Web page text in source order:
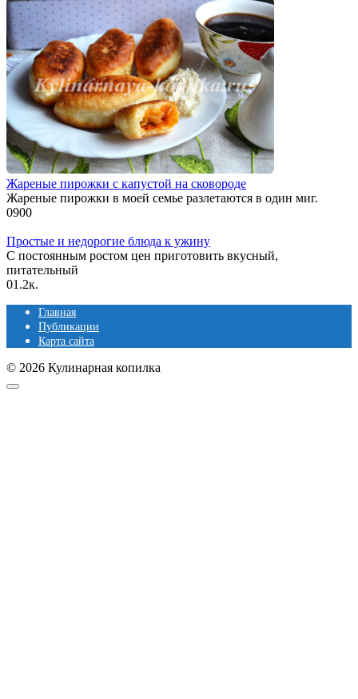
Жареные пирожки с капустой на сковороде
Жареные пирожки в моей семье разлетаются в один миг.
0900
Простые и недорогие блюда к ужину
С постоянным ростом цен приготовить вкусный,
питательный
01.2к.
Главная
Публикации
Карта сайта
© 2026 Кулинарная копилка